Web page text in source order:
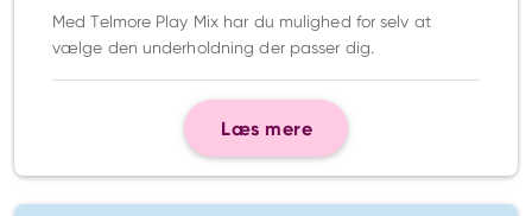
Med Telmore Play Mix har du mulighed for selv at
vælge den underholdning der passer dig.
Læs mere